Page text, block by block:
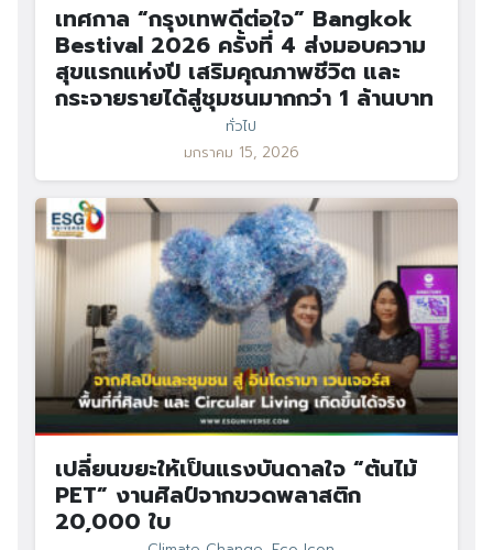
เทศกาล “กรุงเทพดีต่อใจ” Bangkok
Bestival 2026 ครั้งที่ 4 ส่งมอบความ
สุขแรกแห่งปี เสริมคุณภาพชีวิต และ
กระจายรายได้สู่ชุมชนมากกว่า 1 ล้านบาท
ทั่วไป
มกราคม 15, 2026
เปลี่ยนขยะให้เป็นแรงบันดาลใจ “ต้นไม้
PET” งานศิลป์จากขวดพลาสติก
20,000 ใบ